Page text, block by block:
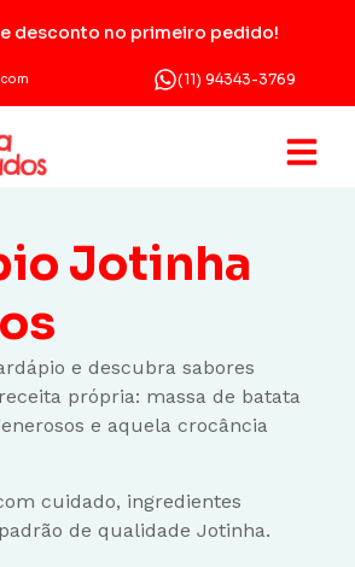
desconto no primeiro pedido!
(11) 94343-3769
Jotinha
e descubra sabores
própria: massa de batata
e aquela crocância
cuidado, ingredientes
de qualidade Jotinha.